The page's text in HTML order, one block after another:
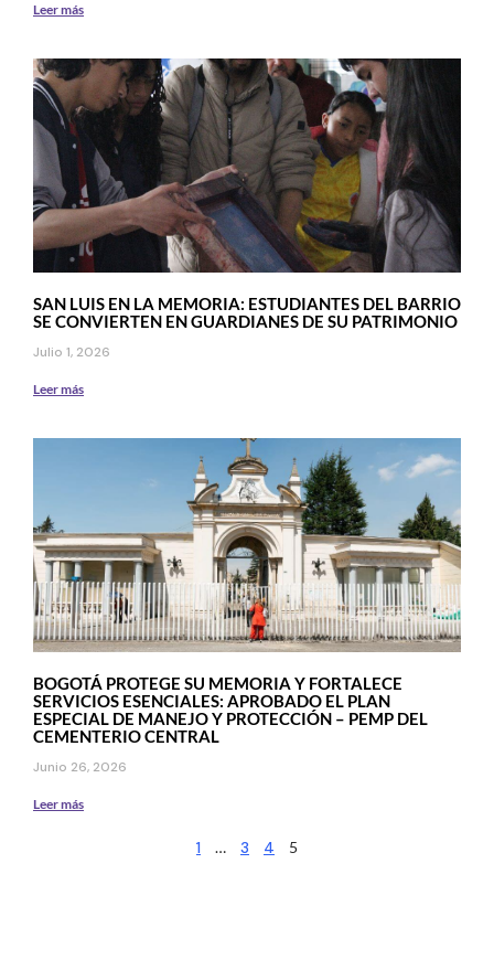
Leer más
SAN LUIS EN LA MEMORIA: ESTUDIANTES DEL BARRIO
SE CONVIERTEN EN GUARDIANES DE SU PATRIMONIO
Julio 1, 2026
Leer más
BOGOTÁ PROTEGE SU MEMORIA Y FORTALECE
SERVICIOS ESENCIALES: APROBADO EL PLAN
ESPECIAL DE MANEJO Y PROTECCIÓN – PEMP DEL
CEMENTERIO CENTRAL
Junio 26, 2026
Leer más
1 … 3 4 5